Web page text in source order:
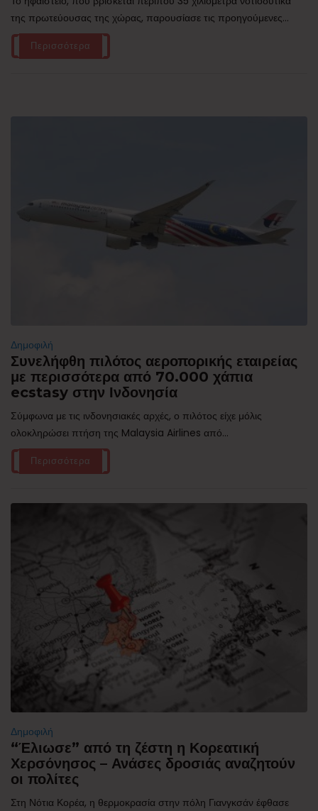
της πρωτεύουσας της χώρας, παρουσίασε τις προηγούμενες...
Περισσότερα
Δημοφιλή
Συνελήφθη πιλότος αεροπορικής εταιρείας
με περισσότερα από 70.000 χάπια
ecstasy στην Ινδονησία
Σύμφωνα με τις ινδονησιακές αρχές, ο πιλότος είχε μόλις
ολοκληρώσει πτήση της Malaysia Airlines από...
Περισσότερα
Δημοφιλή
“Έλιωσε” από τη ζέστη η Κορεατική
Χερσόνησος – Ανάσες δροσιάς αναζητούν
οι πολίτες
Στη Νότια Κορέα, η θερμοκρασία στην πόλη Γιανγκσάν έφθασε